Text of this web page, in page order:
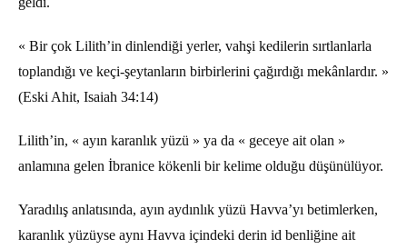
« Bir çok Lilith’in dinlendiği yerler, vahşi kedilerin sırtlanlarla
toplandığı ve keçi-şeytanların birbirlerini çağırdığı mekânlardır. »
(Eski Ahit, Isaiah 34:14)
Lilith’in, « ayın karanlık yüzü » ya da « geceye ait olan »
anlamına gelen İbranice kökenli bir kelime olduğu düşünülüyor.
Yaradılış anlatısında, ayın aydınlık yüzü Havva’yı betimlerken,
karanlık yüzüyse aynı Havva içindeki derin id benliğine ait